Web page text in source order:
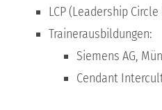
LCP (Leadership
Trainerausbildungen:
Siemens AG,
Cendant